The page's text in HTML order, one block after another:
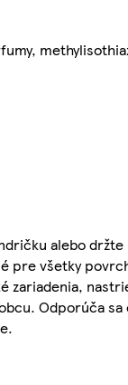
alebo držte
pre všetky
zariadenia,
Odporúča